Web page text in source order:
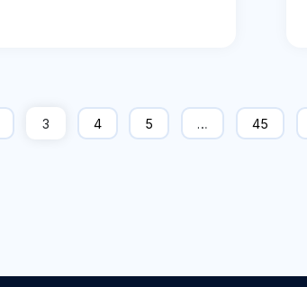
3 4 5 … 45